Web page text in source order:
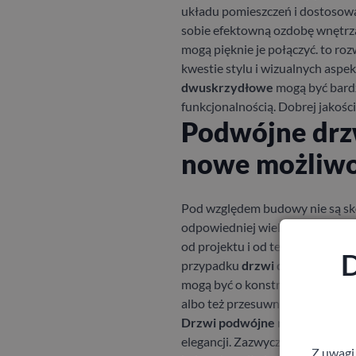
układu pomieszczeń i
sobie efektowną ozdobę
mogą pięknie je połączyć.to
kwestie stylu i wizualnych
dwuskrzydłowe mogą być
funkcjonalnością. Dobrej
Podwójne
nowe
Pod względem budowy nie są
odpowiedniej wielkości. Mogą
od projektu i od tego czy klient
przypadku drzwi
mogą być o konstrukcji
albo też przesuwne.
Drzwi podwójne rozwierane
elegancji. Zazwyczaj klienci
Z